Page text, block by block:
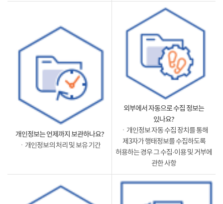
개인정보는 언제까지 보관하나요?
ㆍ개인정보의 처리 및 보유 기간
외부에서 자동으로 수집 정보는
있나요?
ㆍ개인정보 자동 수집 장치를 통해
제3자가 행태정보를 수집하도록
허용하는 경우 그 수집·이용 및 거부에
관한 사항